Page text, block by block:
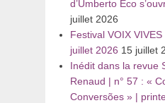
d’Umberto Eco
juillet 2026
Festival VOIX
juillet 2026 15 juillet
Inédit dans la revue
Renaud | n° 57 : «
Conversões » |